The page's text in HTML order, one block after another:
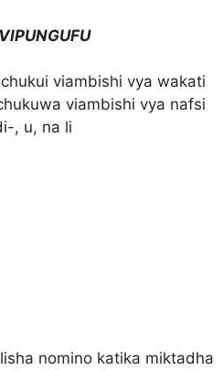
viambishi vya wakati
viambishi vya nafsi
, u, na li
nomino katika miktadha